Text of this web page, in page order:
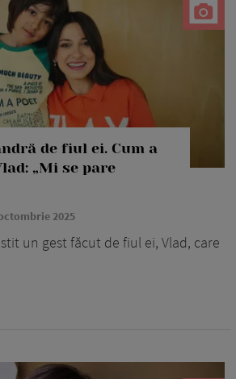
de fiul ei. Cum a
„Mi se pare
2025
un gest făcut de fiul ei, Vlad, care